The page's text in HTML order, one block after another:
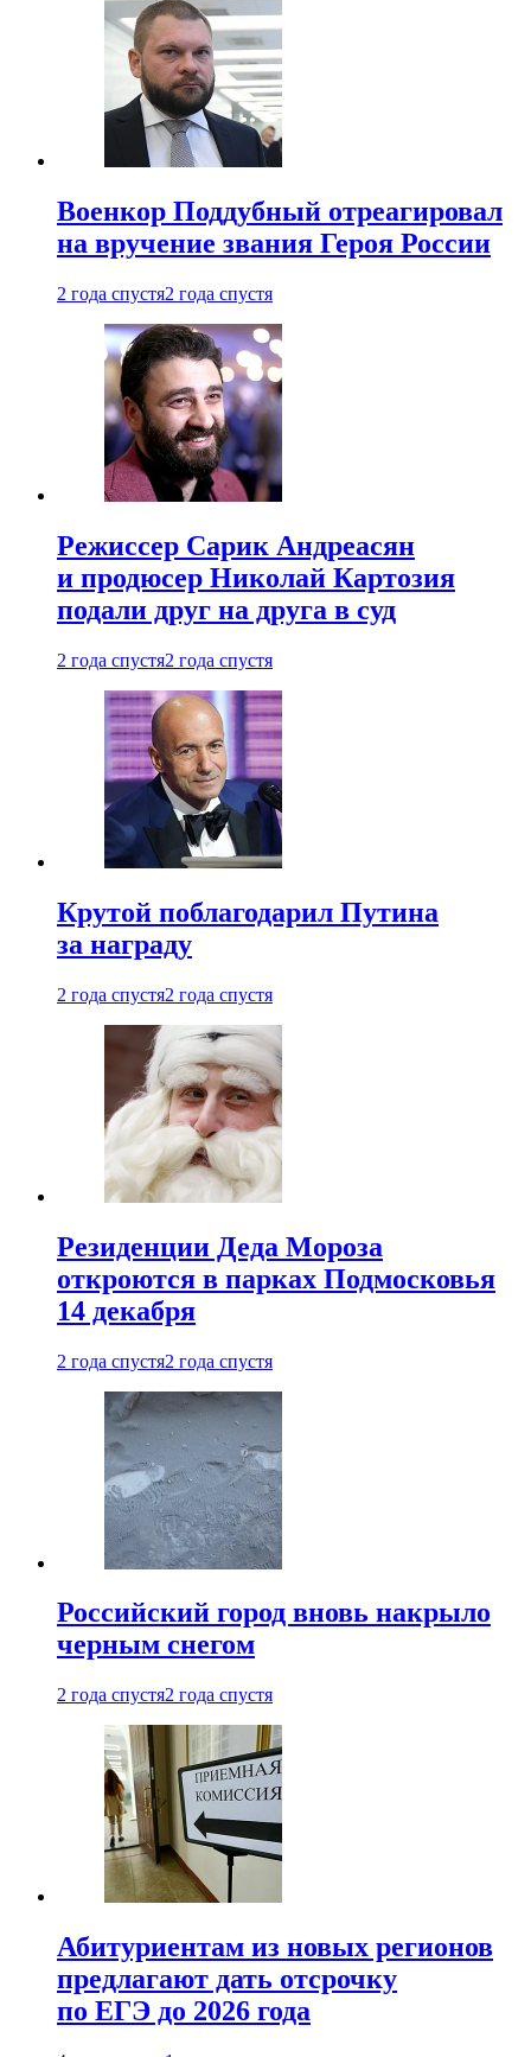
Военкор Поддубный отреагировал
на вручение звания Героя России
2 года спустя2 года спустя
Режиссер Сарик Андреасян
и продюсер Николай Картозия
подали друг на друга в суд
2 года спустя2 года спустя
Крутой поблагодарил Путина
за награду
2 года спустя2 года спустя
Резиденции Деда Мороза
откроются в парках Подмосковья
14 декабря
2 года спустя2 года спустя
Российский город вновь накрыло
черным снегом
2 года спустя2 года спустя
Абитуриентам из новых регионов
предлагают дать отсрочку
по ЕГЭ до 2026 года